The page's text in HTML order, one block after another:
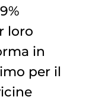
loro
in
per il